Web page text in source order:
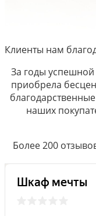
Клиенты нам
За годы
приобрела
наших
Более 200